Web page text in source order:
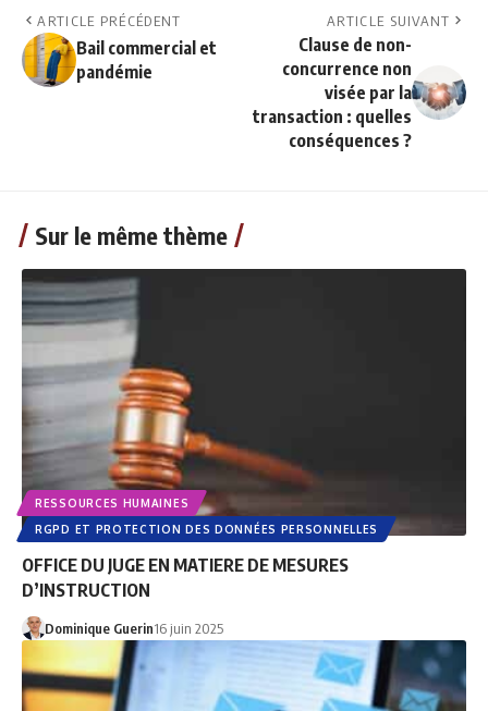
ARTICLE PRÉCÉDENT
Bail commercial et
pandémie
ARTICLE SUIVANT
Clause de non-
concurrence non
visée par la
transaction : quelles
conséquences ?
Sur le même thème
RESSOURCES HUMAINES
RGPD ET PROTECTION DES DONNÉES PERSONNELLES
OFFICE DU JUGE EN MATIERE DE MESURES
D’INSTRUCTION
Dominique Guerin16 juin 2025